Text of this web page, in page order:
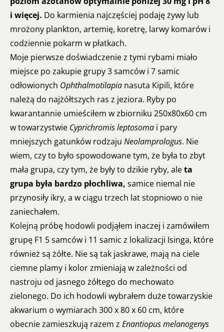
i więcej. Do karmienia najczęściej podaję żywy lub
mrożony plankton, artemię, koretrę, larwy komarów i
codziennie pokarm w płatkach.
Moje pierwsze doświadczenie z tymi rybami miało
miejsce po zakupie grupy 3 samców i 7 samic
odłowionych Ophthalmotilapia nasuta Kipili, które
należą do najżółtszych ras z jeziora. Ryby po
kwarantannie umieściłem w zbiorniku 250x80x60 cm
w towarzystwie Cyprichromis leptosoma i pary
mniejszych gatunków rodzaju Neolamprologus. Nie
wiem, czy to było spowodowane tym, że była to zbyt
mała grupa, czy tym, że były to dzikie ryby, aleta
grupa była bardzo płochliwa, samice niemal nie
przynosiły ikry, a w ciągu trzech lat stopniowo o nie
zaniechałem.
Kolejną próbę hodowli podjąłem inaczej i zamówiłem
grupę F1 5 samców i 11 samic z lokalizacji Isinga, które
również są żółte. Nie są tak jaskrawe, mają na ciele
ciemne plamy i kolor zmieniają w zależności od
nastroju od jasnego żółtego do mechowato
zielonego. Do ich hodowli wybrałem duże towarzyskie
akwarium o wymiarach 300 x 80 x 60 cm, które
obecnie zamieszkują razem z Enantiopus melanogenys